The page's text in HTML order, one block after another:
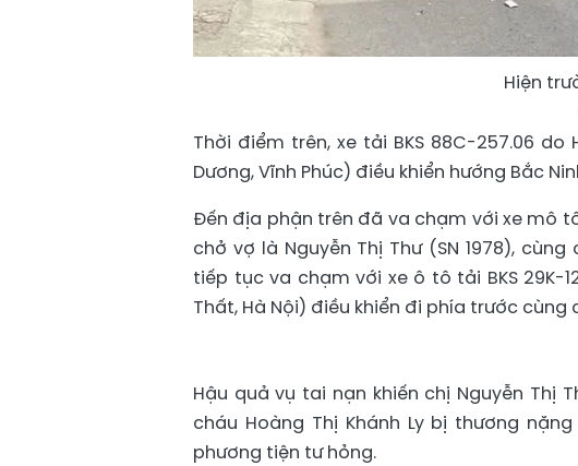
Hiện
Thời điểm trên, xe tải BKS 88C-257.06 do
Dương, Vĩnh Phúc) điều khiển hướng Bắc
Đến địa phận trên đã va chạm với xe mô tô
chở vợ là Nguyễn Thị Thư (SN 1978),
tiếp tục va chạm với xe ô tô tải BKS 29K-
Thất, Hà Nội) điều khiển đi phía trước
Hậu quả vụ tai nạn khiến chị Nguyễn Thị
cháu Hoàng Thị Khánh Ly bị thương
phương tiện tư hỏng.